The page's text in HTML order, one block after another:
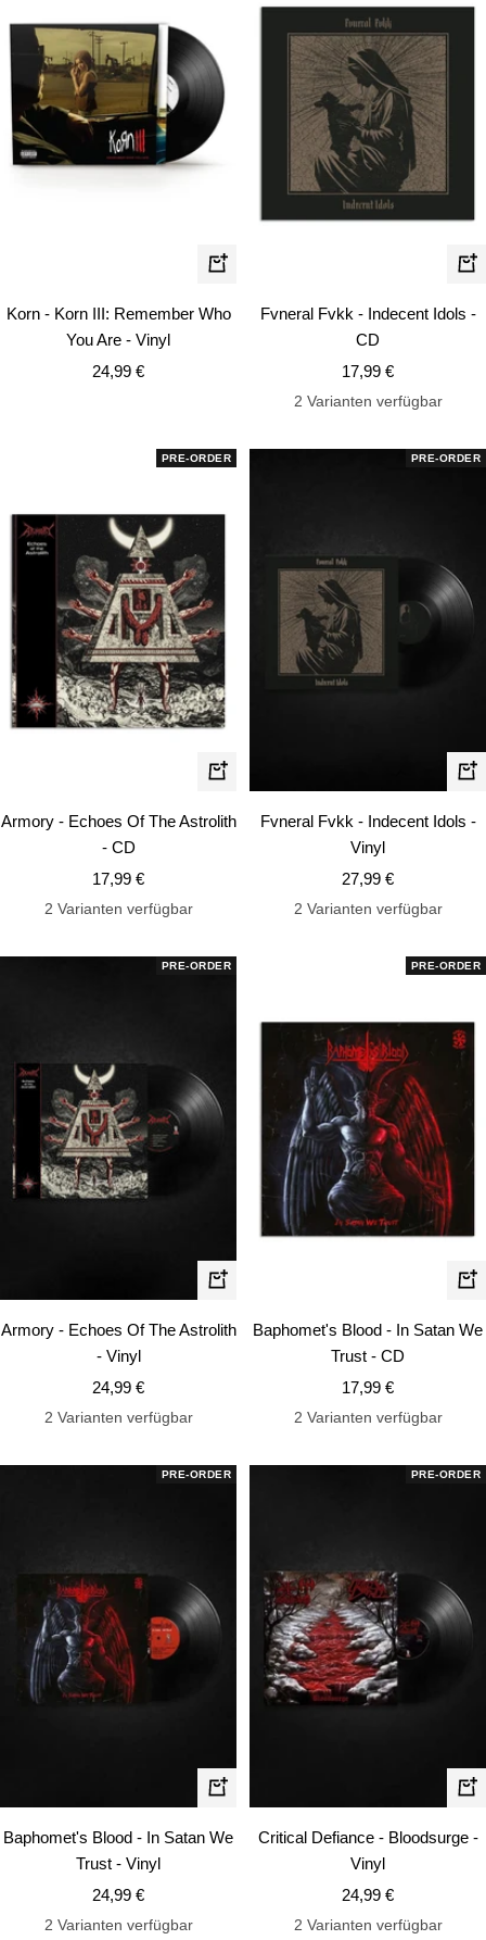
In
den
Korn - Korn III: Remember Who
You Are - Vinyl
Angebotspreis
24,99 €
In
Fvneral Fvkk - Indecent Idols -
CD
Angebotspreis
17,99 €
2 Varianten verfügbar
PRE-ORDER
In
den
Armory - Echoes Of The Astrolith
- CD
Angebotspreis
17,99 €
2 Varianten verfügbar
PRE-ORDER
In
Fvneral Fvkk - Indecent Idols -
Vinyl
Angebotspreis
27,99 €
2 Varianten verfügbar
PRE-ORDER
In
Armory - Echoes Of The Astrolith
- Vinyl
Angebotspreis
24,99 €
2 Varianten verfügbar
PRE-ORDER
In
Baphomet's Blood - In Satan We
Trust - CD
Angebotspreis
17,99 €
2 Varianten verfügbar
PRE-ORDER
In
Baphomet's Blood - In Satan We
Trust - Vinyl
Angebotspreis
24,99 €
2 Varianten verfügbar
PRE-ORDER
In
Critical Defiance - Bloodsurge -
Vinyl
Angebotspreis
24,99 €
2 Varianten verfügbar